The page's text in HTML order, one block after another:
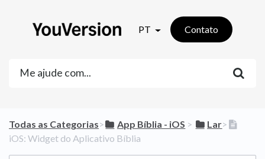
PT Contato
Todas as Categorias​>​ ​App Bíblia - iOS ​ > ​ ​Lar​>​
iOS: Widget do Aplicativo Bíblia